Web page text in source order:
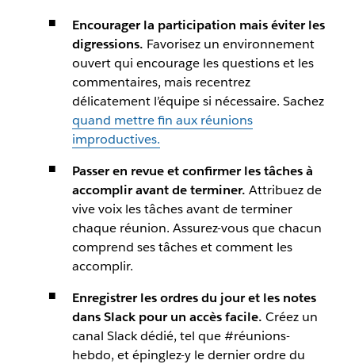
Encourager la participation mais éviter les
digressions. Favorisez un environnement
ouvert qui encourage les questions et les
commentaires, mais recentrez
délicatement l’équipe si nécessaire. Sachez
quand mettre fin aux réunions
improductives.
Passer en revue et confirmer les tâches à
accomplir avant de terminer. Attribuez de
vive voix les tâches avant de terminer
chaque réunion. Assurez-vous que chacun
comprend ses tâches et comment les
accomplir.
Enregistrer les ordres du jour et les notes
dans Slack pour un accès facile. Créez un
canal Slack dédié, tel que #réunions-
hebdo, et épinglez-y le dernier ordre du